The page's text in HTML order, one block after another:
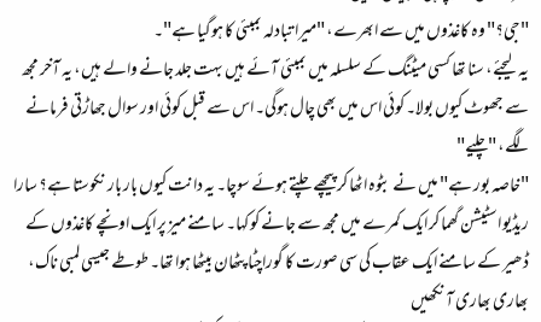
"جی؟" وہ کاغذوں میں سے ابھرے، "میرا تبادلہ بمبئی کا ہوگیا ہے"۔
یہ لیجئے، سنا تھا کسی میٹنگ کے سلسلہ میں بمبئی آئے ہیں بہت جلد جانے والے ہیں، یہ آخر مجھ
سے جھوٹ کیوں بولا۔ کوئی اس میں بھی چال ہوگی۔ اس سے قبل کوئی اور سوال جھاڑتی فرمانے
لگے، "چلیے"
"خاصہ بور ہے" میں نے بٹوہ اٹھا کر پیچھے چلتے ہوئے سوچا۔ یہ دانت کیوں بار بار نکوستا ہے؟ سارا
ریڈیو اسٹیشن گھما کر ایک کمرے میں مجھ سے جانے کو کہا۔ سامنے میز پر ایک اونچے کاغذوں کے
ڈھیر کے سامنے ایک عقاب کی سی صورت کا گوراچٹا پٹھان بیٹھا ہوا تھا۔ طوطے جیسی لمبی ناک،
بھاری بھاری آنکھیں